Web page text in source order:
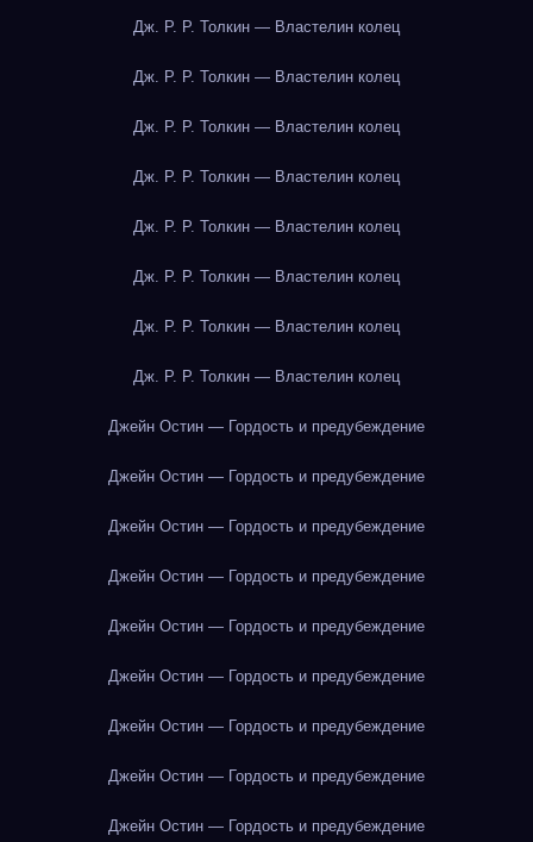
Дж. Р. Р. Толкин — Властелин колец
Дж. Р. Р. Толкин — Властелин колец
Дж. Р. Р. Толкин — Властелин колец
Дж. Р. Р. Толкин — Властелин колец
Дж. Р. Р. Толкин — Властелин колец
Дж. Р. Р. Толкин — Властелин колец
Дж. Р. Р. Толкин — Властелин колец
Дж. Р. Р. Толкин — Властелин колец
Джейн Остин — Гордость и предубеждение
Джейн Остин — Гордость и предубеждение
Джейн Остин — Гордость и предубеждение
Джейн Остин — Гордость и предубеждение
Джейн Остин — Гордость и предубеждение
Джейн Остин — Гордость и предубеждение
Джейн Остин — Гордость и предубеждение
Джейн Остин — Гордость и предубеждение
Джейн Остин — Гордость и предубеждение